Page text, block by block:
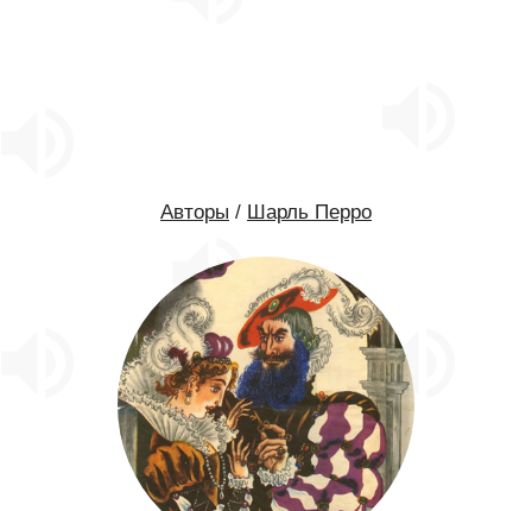
Авторы / Шарль Перро